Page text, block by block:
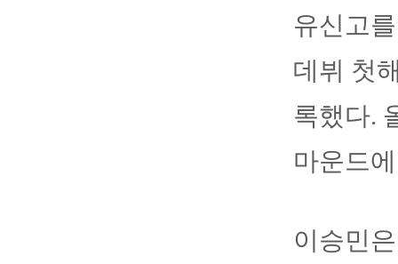
유신고
데뷔 첫
록했다.
마운드
이승민